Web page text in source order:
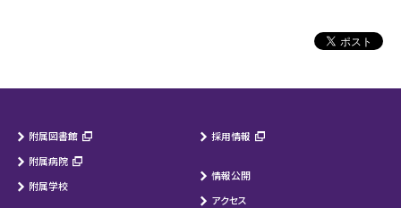
附属図書館
附属病院
附属学校
採用情報
情報公開
アクセス